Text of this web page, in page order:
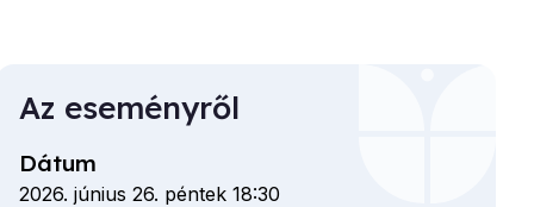
Az eseményről
Dátum
2026. június 26. péntek 18:30